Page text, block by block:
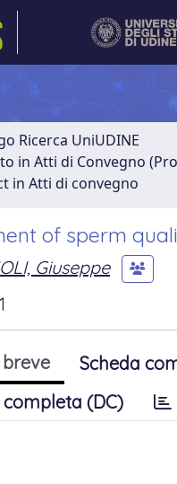
Ricerca UniUDINE
in Atti di Convegno
in Atti di convegno
of sperm
Giuseppe
Scheda
completa (DC)